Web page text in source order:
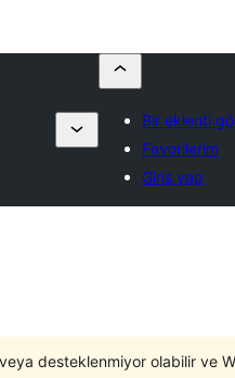
Bir eklenti
Favorilerim
Giriş yap
veya desteklenmiyor olabilir ve